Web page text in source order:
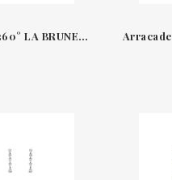
Criolles 360° LA BRUNE & LA BLONDE